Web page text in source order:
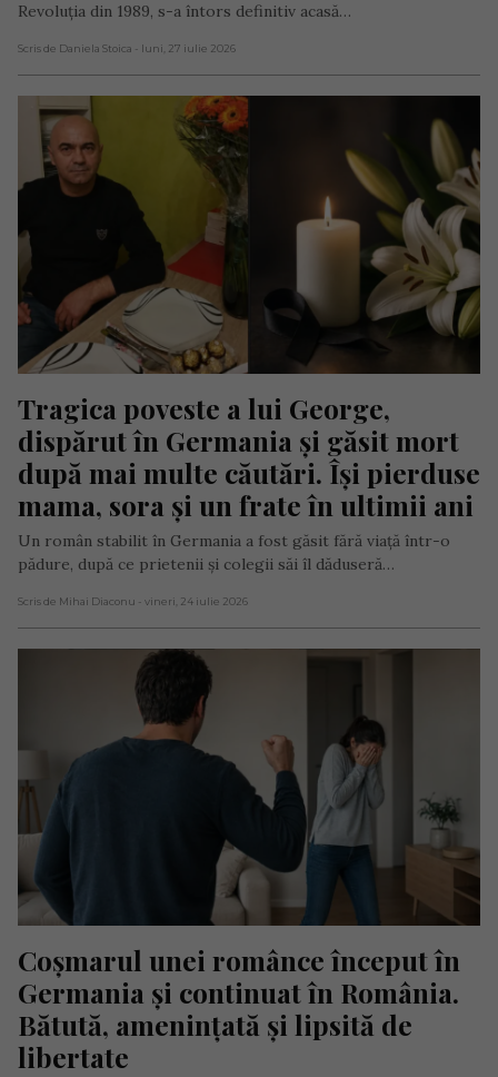
Revoluția din 1989, s-a întors definitiv acasă…
Scris de Daniela Stoica - luni, 27 iulie 2026
Tragica poveste a lui George,
dispărut în Germania și găsit mort
după mai multe căutări. Își pierduse
mama, sora și un frate în ultimii ani
Un român stabilit în Germania a fost găsit fără viață într-o
pădure, după ce prietenii și colegii săi îl dăduseră…
Scris de Mihai Diaconu - vineri, 24 iulie 2026
Coșmarul unei românce început în
Germania și continuat în România.
Bătută, amenințată și lipsită de
libertate